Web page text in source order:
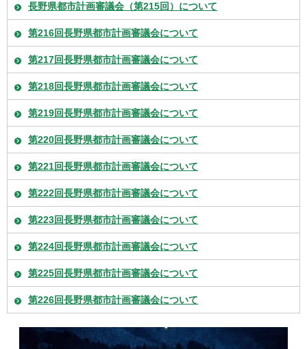
長野県都市計画審議会（第215回）について
第216回長野県都市計画審議会について
第217回長野県都市計画審議会について
第218回長野県都市計画審議会について
第219回長野県都市計画審議会について
第220回長野県都市計画審議会について
第221回長野県都市計画審議会について
第222回長野県都市計画審議会について
第223回長野県都市計画審議会について
第224回長野県都市計画審議会について
第225回長野県都市計画審議会について
第226回長野県都市計画審議会について